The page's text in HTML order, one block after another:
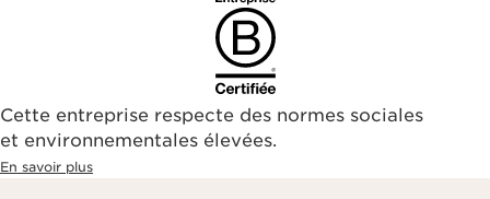
Cette entreprise respecte des normes sociales
et environnementales élevées.
En savoir plus